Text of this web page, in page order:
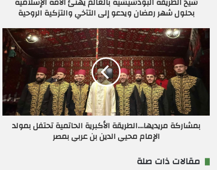
بحلول شهر رمضان ويدعو إلى التآخي والتزكية الروحية
بمشاركة مريديها....الطريقة الأكبرية الحاتمية تحتفل بمولد
الإمام محيي الدين بن عربي بمصر
مقالات ذات صلة